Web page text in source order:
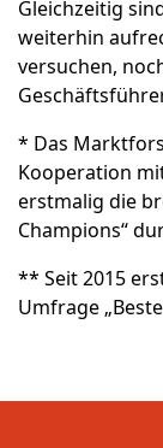
Gleichzeitig
weiterhin
versuchen,
* Das
Kooperation
erstmalig die
Champions“
** Seit 2015
Umfrage